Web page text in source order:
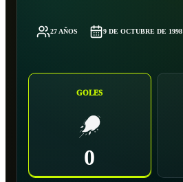
27 AÑOS 9 DE OCTUBRE DE 1998
GOLES
0